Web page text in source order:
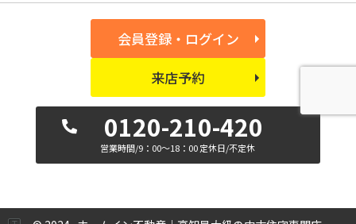
会員登録・ログイン
来店予約
0120-210-420
営業時間/9：00～18：00 定休日/不定休